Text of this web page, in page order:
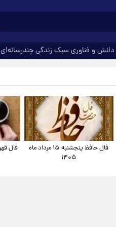
دانش و فناوری سبک زندگیچندرسانه‌ای
فال حافظ پنجشنبه ۱۵ مرداد ماه
۱۴۰۵